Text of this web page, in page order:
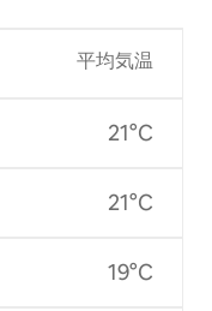
平均気温
21°C
21°C
19°C